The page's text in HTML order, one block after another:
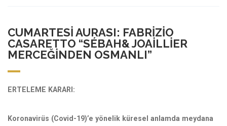
CUMARTESI AURASI: FABRIZIO
CASARETTO “SÉBAH& JOAILLIER
MERCEĞINDEN OSMANLI”
ERTELEME KARARI:
Koronavirüs (Covid-19)’e yönelik küresel anlamda meydana